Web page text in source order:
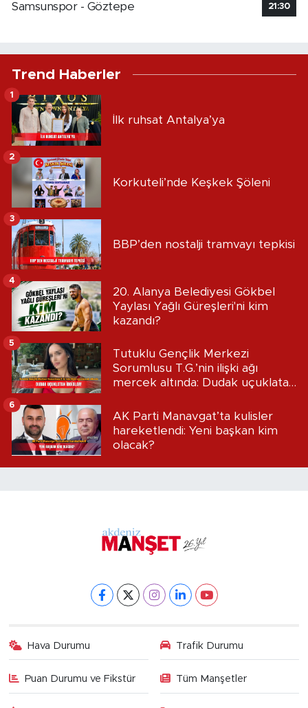
Samsunspor - Göztepe
21:30
Trend Haberler
İlk ruhsat Antalya’ya
1
Korkuteli’nde Keşkek Şöleni
2
BBP’den nostalji tramvayı tepkisi
3
20. Alanya Belediyesi Gökbel
Yaylası Yağlı Güreşleri'ni kim
kazandı?
4
Tutuklu Gençlik Merkezi
Sorumlusu T.G.’nin ilişki ağı
mercek altında: Dudak uçuklatan
5
AK Parti Manavgat’ta kulisler
hareketlendi: Yeni başkan kim
olacak?
6
Hava Durumu Trafik Durumu
Puan Durumu ve Fikstür Tüm Manşetler